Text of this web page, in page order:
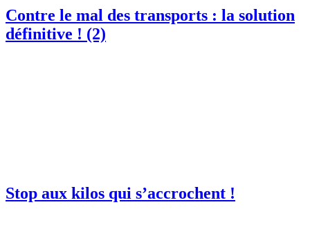
Contre le mal des transports : la solution
définitive ! (2)
Stop aux kilos qui s’accrochent !